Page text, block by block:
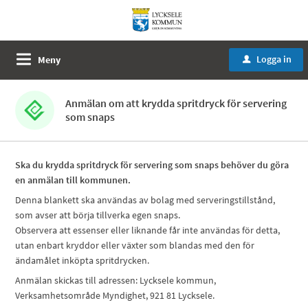
Meny u Logga in
Anmälan om att krydda spritdryck för servering
som snaps
Ska du krydda spritdryck för servering som snaps behöver du göra
en anmälan till kommunen.
Denna blankett ska användas av bolag med serveringstillstånd,
som avser att börja tillverka egen snaps.
Observera att essenser eller liknande får inte användas för detta,
utan enbart kryddor eller växter som blandas med den för
ändamålet inköpta spritdrycken.
Anmälan skickas till adressen: Lycksele kommun,
Verksamhetsområde Myndighet, 921 81 Lycksele.